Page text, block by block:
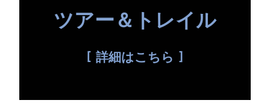
ツアー＆トレイル
詳細はこちら